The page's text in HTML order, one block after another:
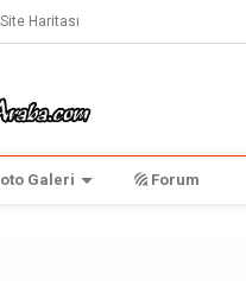
Site Haritası
Galeri Forum